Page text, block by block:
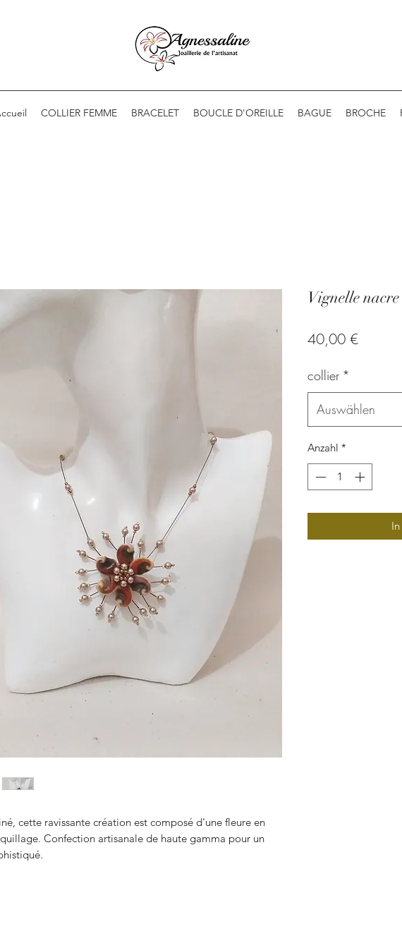
COLLIER FEMME BRACELET BOUCLE D'OREILLE BAGUE BROCHE
cette ravissante création est composé d'une fleure en
Confection artisanale de haute gamma pour un
Vignelle nacre
40,00 €Preis
collier *
Auswählen
Anzahl *